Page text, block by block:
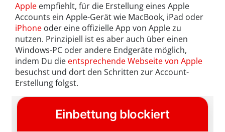
Apple empfiehlt, für die Erstellung eines Apple
Accounts ein Apple-Gerät wie MacBook, iPad oder
iPhone oder eine offizielle App von Apple zu
nutzen. Prinzipiell ist es aber auch über einen
Windows-PC oder andere Endgeräte möglich,
indem Du die entsprechende Webseite von Apple
besuchst und dort den Schritten zur Account-
Erstellung folgst.